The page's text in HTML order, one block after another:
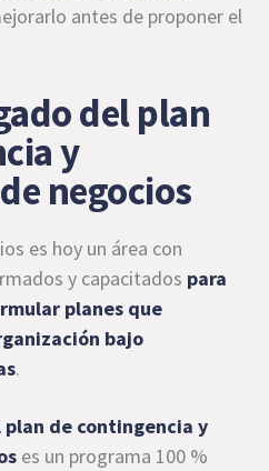
antes de proponer el
del plan
y
negocios
es hoy un área con
y capacitados para
planes que
bajo
.
de contingencia y
es un programa 100 %